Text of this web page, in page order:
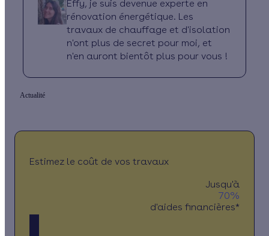
Effy, je suis devenue experte en
rénovation énergétique. Les
travaux de chauffage et d'isolation
n'ont plus de secret pour moi, et
n'en auront bientôt plus pour vous !
Actualité
Estimez le coût de vos travaux
Jusqu'à
70%
d'aides financières*